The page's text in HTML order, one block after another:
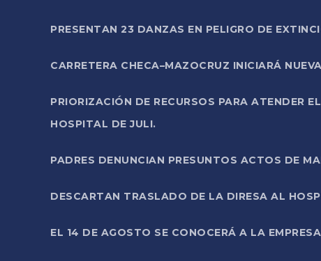
PRESENTAN 23 DANZAS EN PELIGRO DE
CARRETERA CHECA–MAZOCRUZ INICIARÁ
PRIORIZACIÓN DE RECURSOS PARA ATENDER
HOSPITAL DE JULI.
PADRES DENUNCIAN PRESUNTOS ACTOS DE
DESCARTAN TRASLADO DE LA DIRESA AL
EL 14 DE AGOSTO SE CONOCERÁ A LA